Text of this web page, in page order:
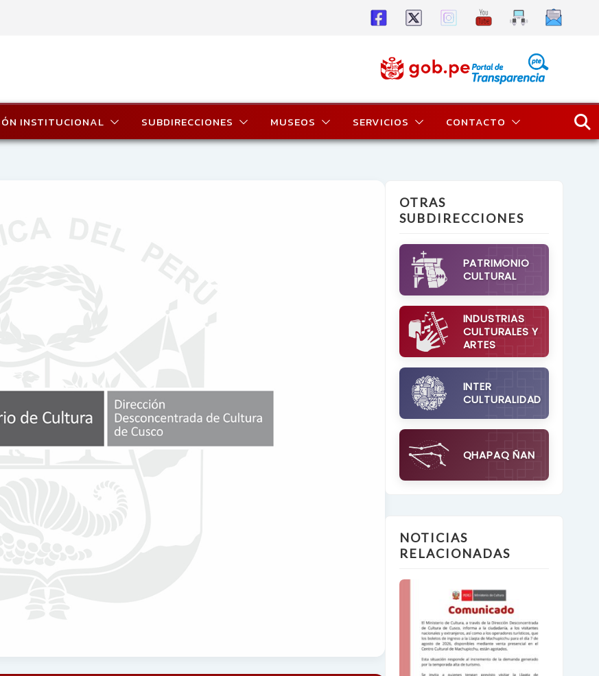
INSTITUCIONAL SUBDIRECCIONES MUSEOS SERVICIOS CONTACTO
OTRAS
SUBDIRECCIONES
PATRIMONIO
CULTURAL
INDUSTRIAS
CULTURALES Y
ARTES
INTER
CULTURALIDAD
QHAPAQ ÑAN
NOTICIAS
RELACIONADAS